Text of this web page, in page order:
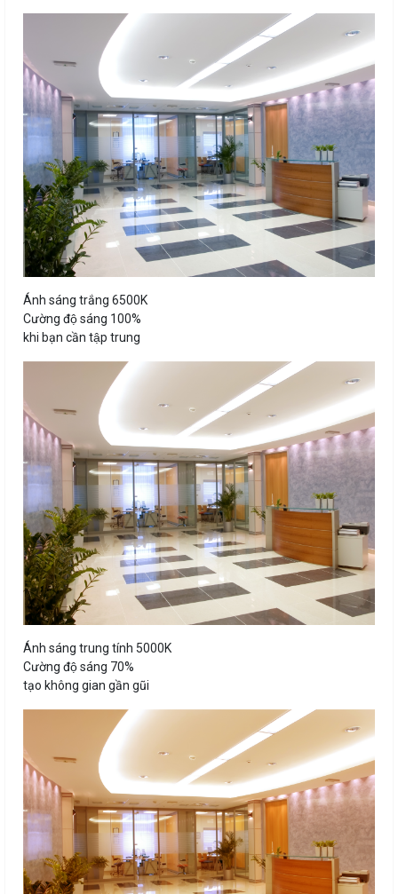
Ánh sáng trắng 6500K
Cường độ sáng 100%
khi bạn cần tập trung
Ánh sáng trung tính 5000K
Cường độ sáng 70%
tạo không gian gần gũi